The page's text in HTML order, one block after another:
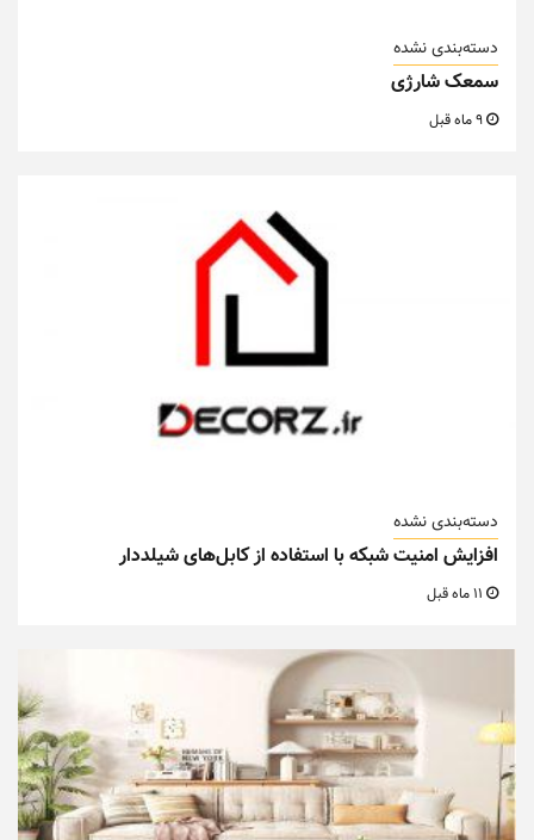
دسته‌بندی نشده
سمعک شارژی
دسته‌بندی نشده
افزایش امنیت شبکه با استفاده از کابل‌های شیلددار